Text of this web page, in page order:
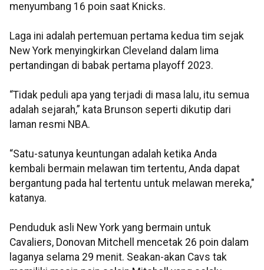
menyumbang 16 poin saat Knicks.
Laga ini adalah pertemuan pertama kedua tim sejak
New York menyingkirkan Cleveland dalam lima
pertandingan di babak pertama playoff 2023.
“Tidak peduli apa yang terjadi di masa lalu, itu semua
adalah sejarah,” kata Brunson seperti dikutip dari
laman resmi NBA.
“Satu-satunya keuntungan adalah ketika Anda
kembali bermain melawan tim tertentu, Anda dapat
bergantung pada hal tertentu untuk melawan mereka,"
katanya.
Penduduk asli New York yang bermain untuk
Cavaliers, Donovan Mitchell mencetak 26 poin dalam
laganya selama 29 menit. Seakan-akan Cavs tak